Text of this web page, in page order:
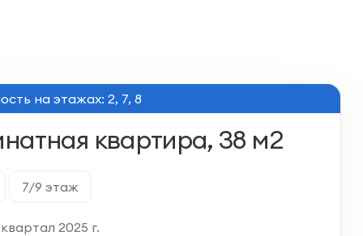
на этажах: 2, 7, 8
квартира, 38 м2
7/9 этаж
2025 г.